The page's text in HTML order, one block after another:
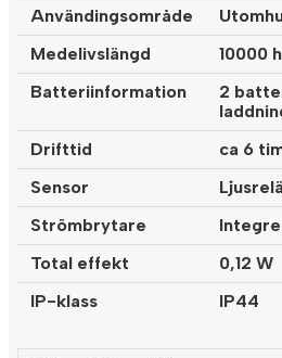
Användingsområde
Medelivslängd
10000 h
Batteriinformation
2
Drifttid
ca 6
Sensor
Ljusrelä
Strömbrytare
Total effekt
0,12 W
IP-klass
IP44